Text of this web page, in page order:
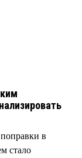
в
стало